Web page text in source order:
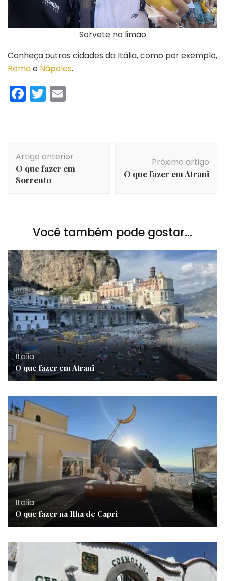
Sorvete no limão
Conheça outras cidades da Itália, como por exemplo,
Romae Nápoles.
Facebook
Twitter
de
post
Artigo anterior
O que fazer em
Sorrento
Próximo artigo
O que fazer em Atrani
Você também pode gostar...
Italia
O que fazer em Atrani
Italia
O que fazer na Ilha de Capri